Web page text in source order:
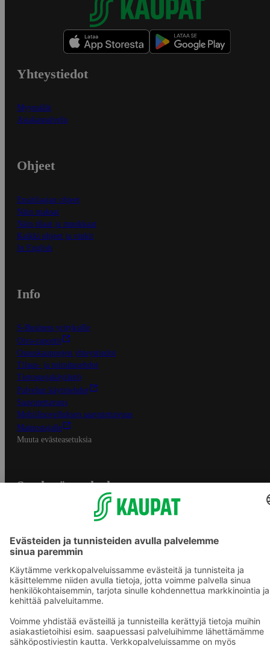
Yhteystiedot
Myymälät
Asiakaspalvelu
Ohjeet
Ensitilaajan ohjeet
Näin maksat
Näin tilaat ja muokkaat
Kaikki ohjeet ja vinkit
In English
Info
S-Business yrityksille
Oiva-raportit
Osuuskauppojen yhteystiedot
Tilaus- ja toimitusehdot
Tietosuojakäytäntö
Palvelun käyttöehdot
Saavutettavuus
Mobiilisovelluksen saavutettavuus
Mainostajalle
Muuta evästeasetuksia
S-ryhmän palvelut
Yhteishyvä Ruoka -sovellus
S-ostoslista -sovellus
Prisma.fi
Sokos.fi
S-Pankki
Sokos Hotels
Raflaamo